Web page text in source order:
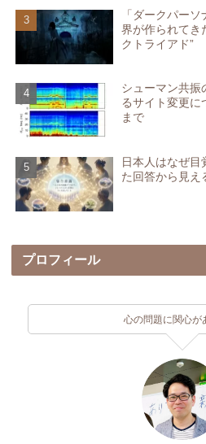
「ダークパー
界が作られてき
クトライアド”
シューマン共振
るサイト変更
まで
日本人はなぜ目
た回答から見え
プロフィール
心の問題に関心が